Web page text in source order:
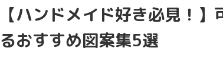
【ハンドメイド好き必見！
るおすすめ図案集5選